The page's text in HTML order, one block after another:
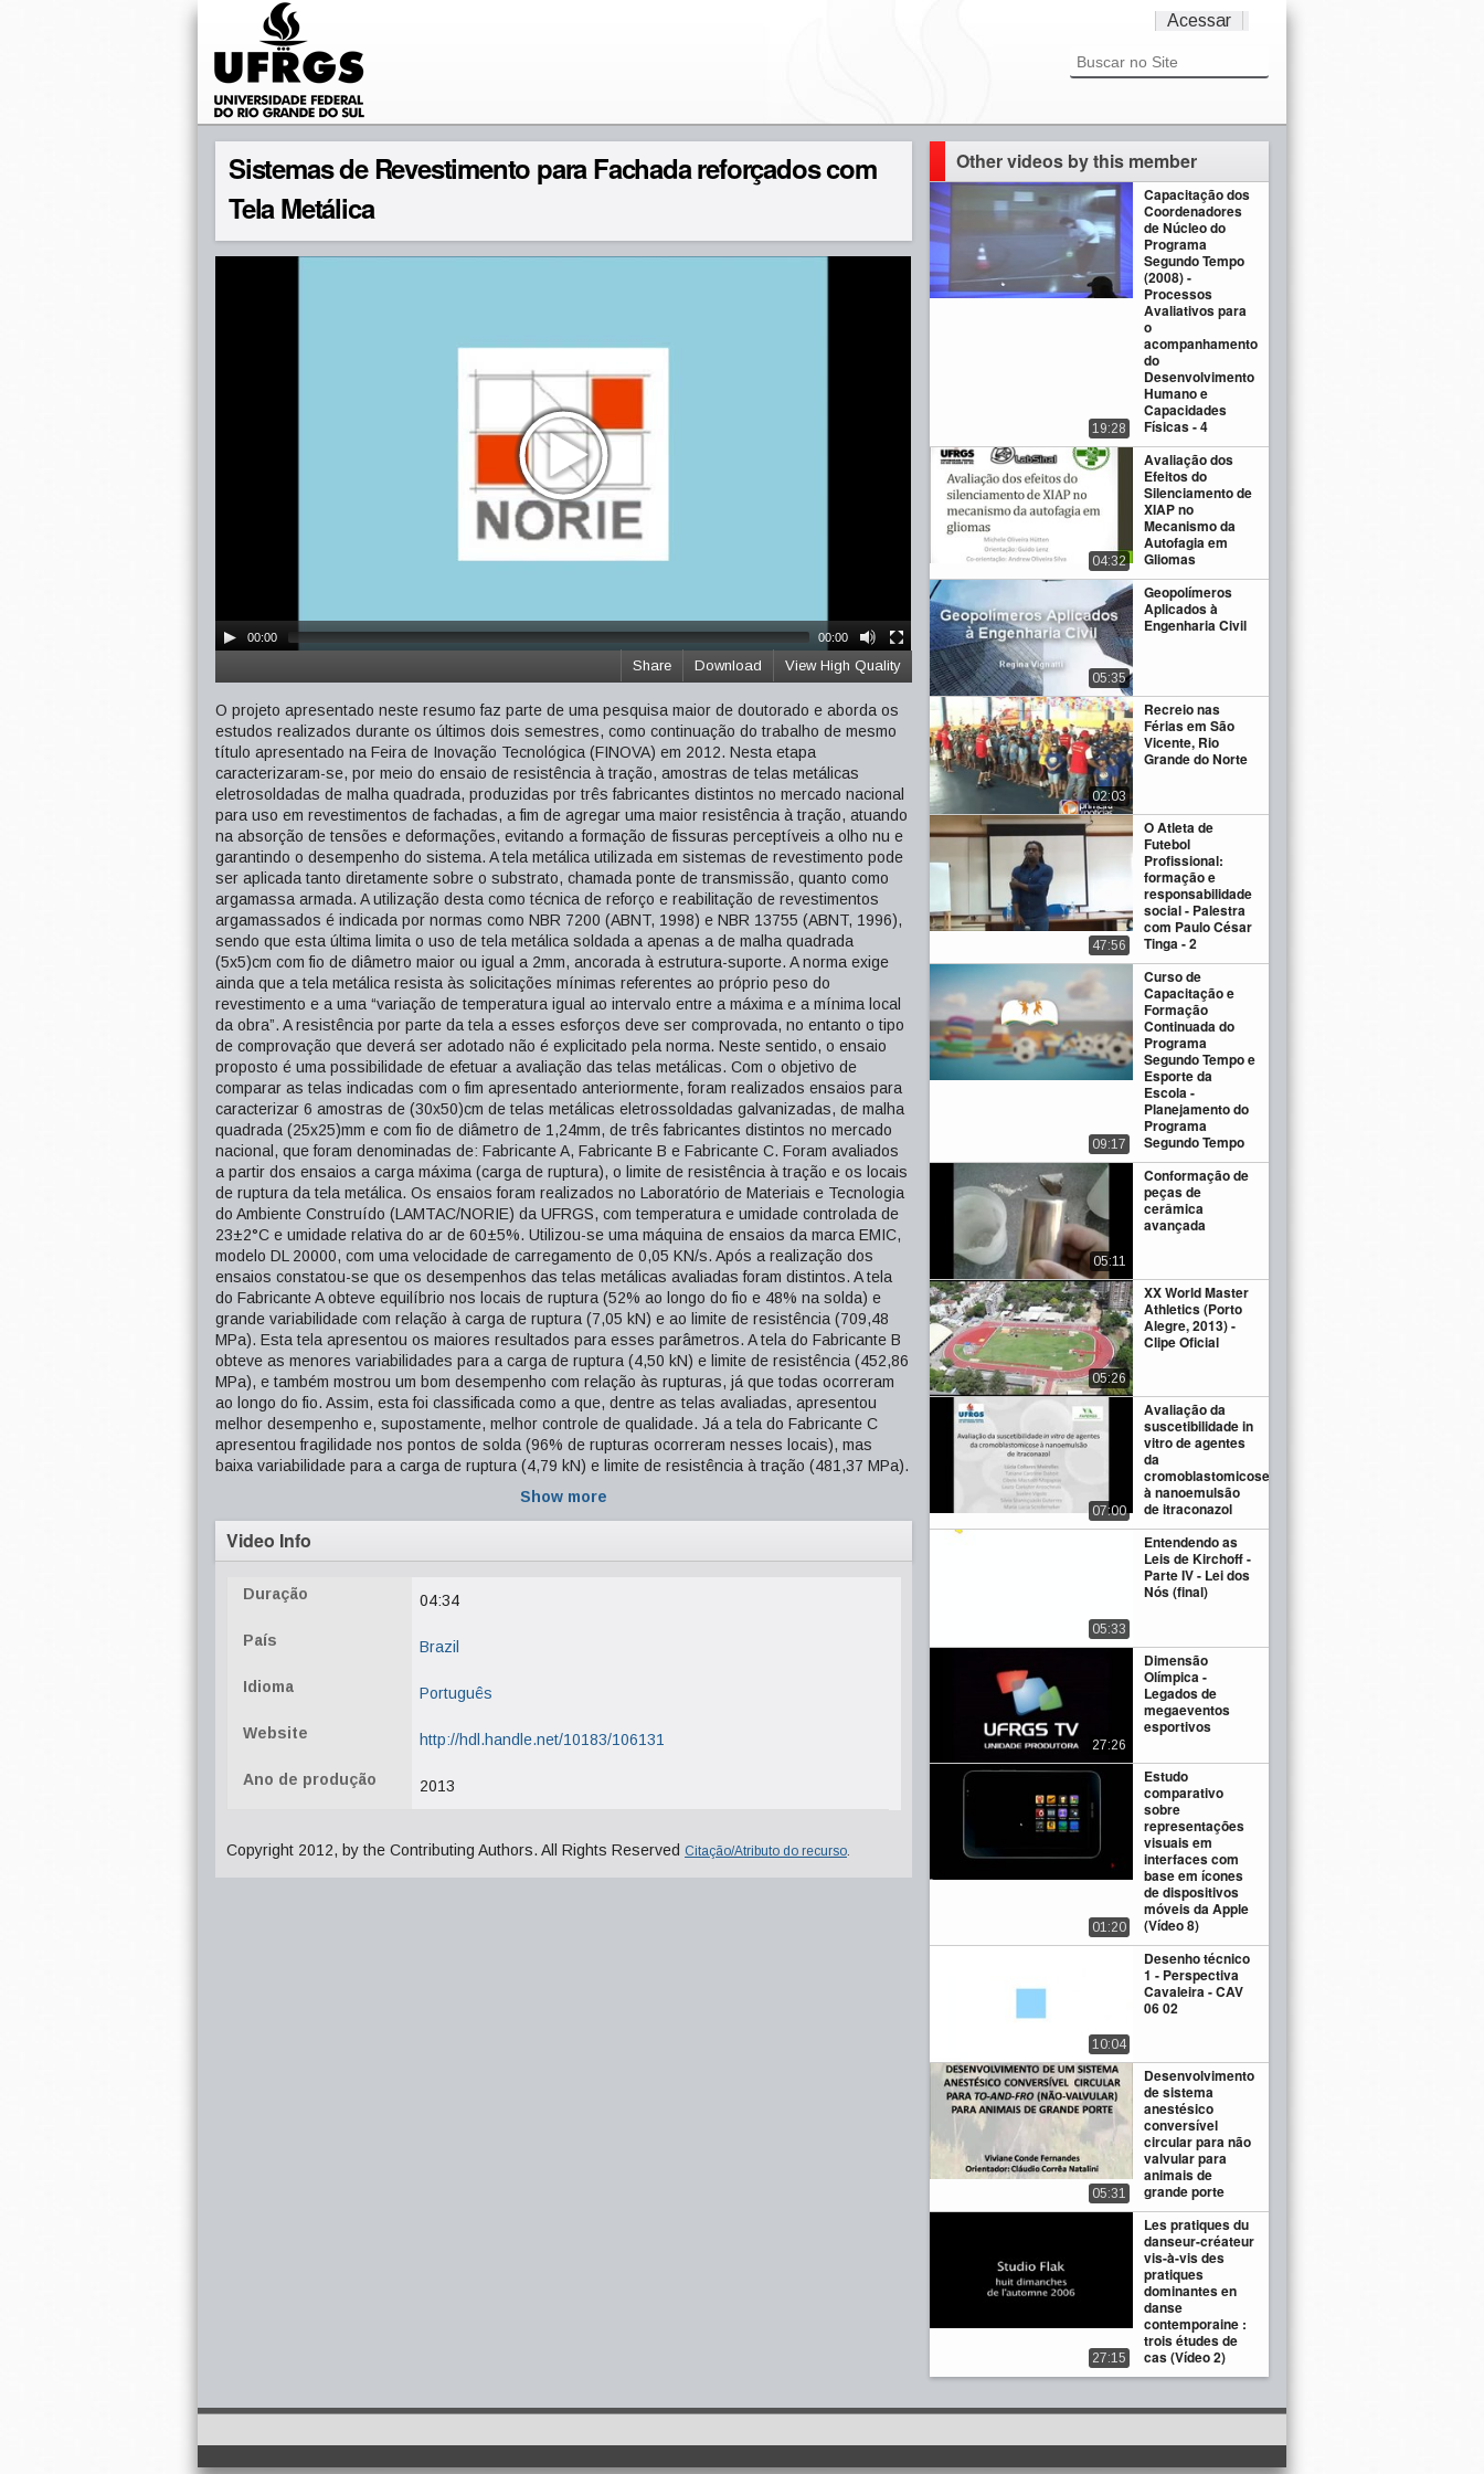
Acessar
Sistemas de Revestimento para Fachada reforçados com
Tela Metálica
00:00 00:00
View High Quality
Download
Share
O projeto apresentado neste resumo faz parte de uma pesquisa maior de doutorado e aborda os
estudos realizados durante os últimos dois semestres, como continuação do trabalho de mesmo
título apresentado na Feira de Inovação Tecnológica (FINOVA) em 2012. Nesta etapa
caracterizaram-se, por meio do ensaio de resistência à tração, amostras de telas metálicas
eletrosoldadas de malha quadrada, produzidas por três fabricantes distintos no mercado nacional
para uso em revestimentos de fachadas, a fim de agregar uma maior resistência à tração, atuando
na absorção de tensões e deformações, evitando a formação de fissuras perceptíveis a olho nu e
garantindo o desempenho do sistema. A tela metálica utilizada em sistemas de revestimento pode
ser aplicada tanto diretamente sobre o substrato, chamada ponte de transmissão, quanto como
argamassa armada. A utilização desta como técnica de reforço e reabilitação de revestimentos
argamassados é indicada por normas como NBR 7200 (ABNT, 1998) e NBR 13755 (ABNT, 1996),
sendo que esta última limita o uso de tela metálica soldada a apenas a de malha quadrada
(5x5)cm com fio de diâmetro maior ou igual a 2mm, ancorada à estrutura-suporte. A norma exige
ainda que a tela metálica resista às solicitações mínimas referentes ao próprio peso do
revestimento e a uma “variação de temperatura igual ao intervalo entre a máxima e a mínima local
da obra”. A resistência por parte da tela a esses esforços deve ser comprovada, no entanto o tipo
de comprovação que deverá ser adotado não é explicitado pela norma. Neste sentido, o ensaio
proposto é uma possibilidade de efetuar a avaliação das telas metálicas. Com o objetivo de
comparar as telas indicadas com o fim apresentado anteriormente, foram realizados ensaios para
caracterizar 6 amostras de (30x50)cm de telas metálicas eletrossoldadas galvanizadas, de malha
quadrada (25x25)mm e com fio de diâmetro de 1,24mm, de três fabricantes distintos no mercado
nacional, que foram denominadas de: Fabricante A, Fabricante B e Fabricante C. Foram avaliados
a partir dos ensaios a carga máxima (carga de ruptura), o limite de resistência à tração e os locais
de ruptura da tela metálica. Os ensaios foram realizados no Laboratório de Materiais e Tecnologia
do Ambiente Construído (LAMTAC/NORIE) da UFRGS, com temperatura e umidade controlada de
23±2°C e umidade relativa do ar de 60±5%. Utilizou-se uma máquina de ensaios da marca EMIC,
modelo DL 20000, com uma velocidade de carregamento de 0,05 KN/s. Após a realização dos
ensaios constatou-se que os desempenhos das telas metálicas avaliadas foram distintos. A tela
do Fabricante A obteve equilíbrio nos locais de ruptura (52% ao longo do fio e 48% na solda) e
grande variabilidade com relação à carga de ruptura (7,05 kN) e ao limite de resistência (709,48
MPa). Esta tela apresentou os maiores resultados para esses parâmetros. A tela do Fabricante B
obteve as menores variabilidades para a carga de ruptura (4,50 kN) e limite de resistência (452,86
MPa), e também mostrou um bom desempenho com relação às rupturas, já que todas ocorreram
ao longo do fio. Assim, esta foi classificada como a que, dentre as telas avaliadas, apresentou
melhor desempenho e, supostamente, melhor controle de qualidade. Já a tela do Fabricante C
apresentou fragilidade nos pontos de solda (96% de rupturas ocorreram nesses locais), mas
baixa variabilidade para a carga de ruptura (4,79 kN) e limite de resistência à tração (481,37 MPa).
Show more
Video Info
Duração 04:34
País Brazil
Idioma Português
Website http://hdl.handle.net/10183/106131
Ano de produção 2013
Copyright 2012, by the Contributing Authors. All Rights Reserved Citação/Atributo do recurso.
Other videos by this member
Capacitação dos
Coordenadores
de Núcleo do
Programa
Segundo Tempo
(2008) -
Processos
Avaliativos para
o
acompanhamento
do
Desenvolvimento
Humano e
Capacidades
Físicas - 4
19:28
Avaliação dos
Efeitos do
Silenciamento de
XIAP no
Mecanismo da
Autofagia em
Gliomas
04:32
Geopolímeros
Aplicados à
Engenharia Civil
05:35
Recreio nas
Férias em São
Vicente, Rio
Grande do Norte
02:03
O Atleta de
Futebol
Profissional:
formação e
responsabilidade
social - Palestra
com Paulo César
Tinga - 2
47:56
Curso de
Capacitação e
Formação
Continuada do
Programa
Segundo Tempo e
Esporte da
Escola -
Planejamento do
Programa
Segundo Tempo
09:17
Conformação de
peças de
cerâmica
avançada
05:11
XX World Master
Athletics (Porto
Alegre, 2013) -
Clipe Oficial
05:26
Avaliação da
suscetibilidade in
vitro de agentes
da
cromoblastomicose
à nanoemulsão
de itraconazol
07:00
Entendendo as
Leis de Kirchoff -
Parte IV - Lei dos
Nós (final)
05:33
Dimensão
Olímpica -
Legados de
megaeventos
esportivos
27:26
Estudo
comparativo
sobre
representações
visuais em
interfaces com
base em ícones
de dispositivos
móveis da Apple
(Vídeo 8)
01:20
Desenho técnico
1 - Perspectiva
Cavaleira - CAV
06 02
10:04
Desenvolvimento
de sistema
anestésico
conversível
circular para não
valvular para
animais de
grande porte
05:31
Les pratiques du
danseur-créateur
vis-à-vis des
pratiques
dominantes en
danse
contemporaine :
trois études de
cas (Vídeo 2)
27:15